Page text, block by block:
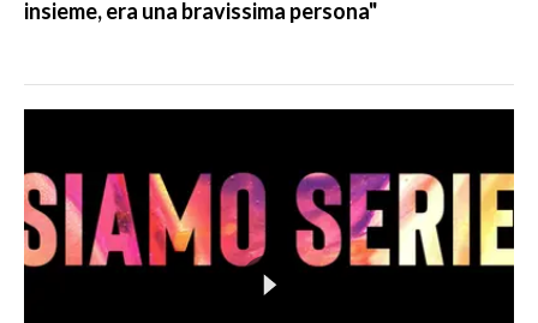
insieme, era una bravissima persona"